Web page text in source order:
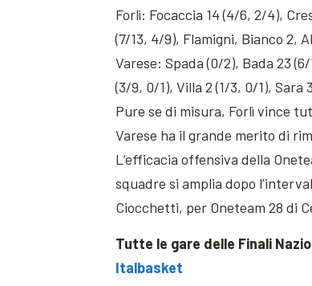
Forlì: Focaccia 14 (4/6, 2/4),
(7/13, 4/9), Flamigni, Bianco 2,
Varese: Spada (0/2), Bada 23
(3/9, 0/1), Villa 2 (1/3, 0/1), Sara
Pure se di misura, Forlì vince
Varese ha il grande merito di
L’efficacia offensiva della
squadre si amplia dopo
Ciocchetti, per Oneteam 28 di
Tutte le gare delle Finali
Italbasket